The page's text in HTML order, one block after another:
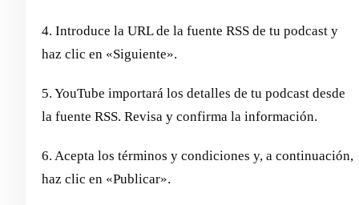
4. Introduce la URL de la fuente RSS de tu podcast y
haz clic en «Siguiente».
5. YouTube importará los detalles de tu podcast desde
la fuente RSS. Revisa y confirma la información.
6. Acepta los términos y condiciones y, a continuación,
haz clic en «Publicar».